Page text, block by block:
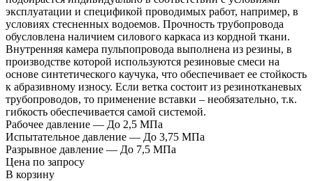
эксплуатации и спецификой проводимых работ, например, в
условиях стесненных водоемов. Прочность трубопровода
обусловлена наличием силового каркаса из кордной ткани.
Внутренняя камера пульпопровода выполнена из резины, в
производстве которой используются резиновые смеси на
основе синтетического каучука, что обеспечивает ее стойкость
к абразивному износу. Если ветка состоит из резинотканевых
трубопроводов, то применение вставки – необязательно, т.к.
гибкость обеспечивается самой системой.
Рабочее давление — До 2,5 МПа
Испытательное давление — До 3,75 МПа
Разрывное давление — До 7,5 МПа
Цена по запросу
В корзину